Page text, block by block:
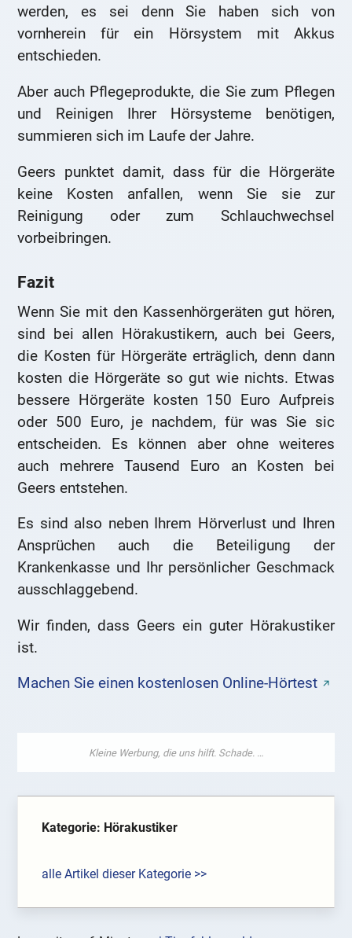
werden, es sei denn Sie haben sich von
vornherein für ein Hörsystem mit Akkus
entschieden.
Aber auch Pflegeprodukte, die Sie zum Pflegen
und Reinigen Ihrer Hörsysteme benötigen,
summieren sich im Laufe der Jahre.
Geers punktet damit, dass für die Hörgeräte
keine Kosten anfallen, wenn Sie sie zur
Reinigung oder zum Schlauchwechsel
vorbeibringen.
Fazit
Wenn Sie mit den Kassenhörgeräten gut hören,
sind bei allen Hörakustikern, auch bei Geers,
die Kosten für Hörgeräte erträglich, denn dann
kosten die Hörgeräte so gut wie nichts. Etwas
bessere Hörgeräte kosten 150 Euro Aufpreis
oder 500 Euro, je nachdem, für was Sie sic
entscheiden. Es können aber ohne weiteres
auch mehrere Tausend Euro an Kosten bei
Geers entstehen.
Es sind also neben Ihrem Hörverlust und Ihren
Ansprüchen auch die Beteiligung der
Krankenkasse und Ihr persönlicher Geschmack
ausschlaggebend.
Wir finden, dass Geers ein guter Hörakustiker
ist.
Machen Sie einen kostenlosen Online-Hörtest
Kategorie: Hörakustiker
alle Artikel dieser Kategorie >>